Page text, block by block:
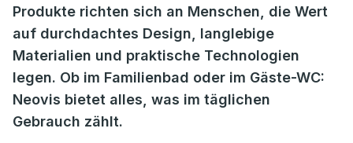
Produkte richten sich an Menschen, die Wert
auf durchdachtes Design, langlebige
Materialien und praktische Technologien
legen. Ob im Familienbad oder im Gäste-WC:
Neovis bietet alles, was im täglichen
Gebrauch zählt.